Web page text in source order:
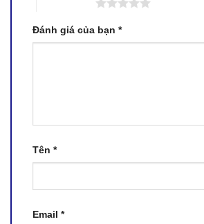
Đánh giá của bạn *
Tên *
Email *